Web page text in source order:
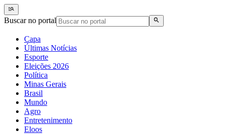
Buscar no portal
Capa
Últimas Notícias
Esporte
Eleições 2026
Política
Minas Gerais
Brasil
Mundo
Agro
Entretenimento
Eloos